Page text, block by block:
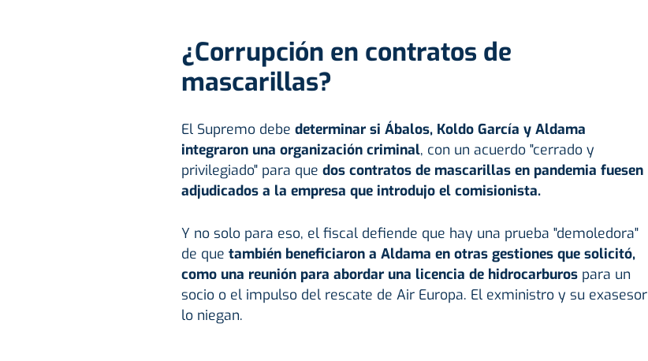
¿Corrupción en contratos de
mascarillas?
El Supremo debe determinar si Ábalos, Koldo García y Aldama
integraron una organización criminal, con un acuerdo "cerrado y
privilegiado" para que dos contratos de mascarillas en pandemia fuesen
adjudicados a la empresa que introdujo el comisionista.
Y no solo para eso, el fiscal defiende que hay una prueba "demoledora"
de que también beneficiaron a Aldama en otras gestiones que solicitó,
como una reunión para abordar una licencia de hidrocarburospara un
socio o el impulso del rescate de Air Europa. El exministro y su exasesor
lo niegan.